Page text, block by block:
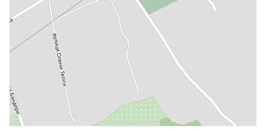
Po II wojnie światowej, z rozkazu władz radzieckich, kościół
został zamknięty w 1946 roku, a jego pomieszczenia
przekształcono w magazyny przemysłowe. Dopiero na
początku lat 90. ubiegłego wieku, wraz z proklamowaniem
niepodległości Ukrainy, kościół został zwrócony społeczności
rzymskokatolickiej miasta, a następnie przeprowadzono prace
konserwatorskie.
W krypcie znajduje się grób założyciela świątyni, Hryhorija
Iwasa. Wiadomo również, że rodzice słynnego ukraińskiego
pisarza Jurija Fedkowycza wzięli tutaj ślub.